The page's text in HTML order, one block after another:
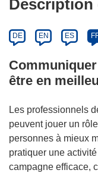
DE EN ES
être en
Les professionnels
peuvent jouer un
personnes à mieux
pratiquer une
campagne efficace,